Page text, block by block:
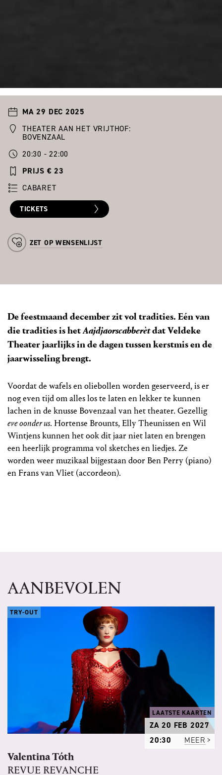
De feestmaand december zit vol tradities. Eén van
die tradities is hetAajdjaorscabberètdat Veldeke
Theater jaarlijks in de dagen tussen kerstmis en de
jaarwisseling brengt.
Voordat de wafels en oliebollen worden geserveerd, is er
nog even tijd om alles los te laten en lekker te kunnen
lachen in de knusse Bovenzaal van het theater. Gezellig
eve oonder us. Hortense Brounts, Elly Theunissen en Wil
Wintjens kunnen het ook dit jaar niet laten en brengen
een heerlijk programma vol sketches en liedjes. Ze
worden weer muzikaal bijgestaan door Ben Perry (piano)
en Frans van Vliet (accordeon).
MA 29 DEC 2025
THEATER AAN HET VRIJTHOF:
BOVENZAAL
20:30 - 22:00
PRIJS € 23
CABARET
TICKETS
ZET OP WENSENLIJST
AANBEVOLEN
TRY-OUT
LAATSTE KAARTEN
ZA 20 FEB 2027
20:30
MEER
Valentina Tóth
REVUE REVANCHE